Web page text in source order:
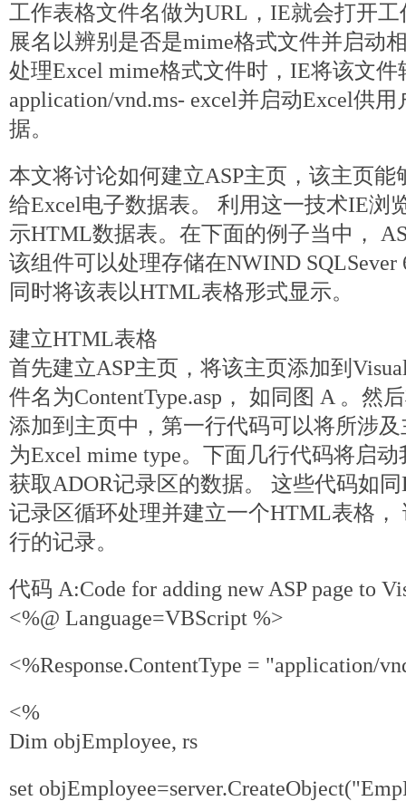
工作表格文件名做为URL，IE就会打开
展名以辨别是否是mime格式文件并启动
处理Excel mime格式文件时，IE将该文件
application/vnd.ms- excel并启动Excel供
据。
本文将讨论如何建立ASP主页，该主页
给Excel电子数据表。 利用这一技术IE浏
示HTML数据表。在下面的例子当中，
该组件可以处理存储在NWIND
同时将该表以HTML表格形式显示。
建立HTML表格
首先建立ASP主页，将该主页添加到
件名为ContentType.asp， 如同图 A 。然
添加到主页中，第一行代码可以将所涉及
为Excel mime type。下面几行代码将启
获取ADOR记录区的数据。 这些代码如
记录区循环处理并建立一个HTML表格，
行的记录。
代码 A:Code for adding new ASP page to
<%@ Language=VBScript %>
<%Response.ContentType = "application/
<%
Dim objEmployee, rs
set